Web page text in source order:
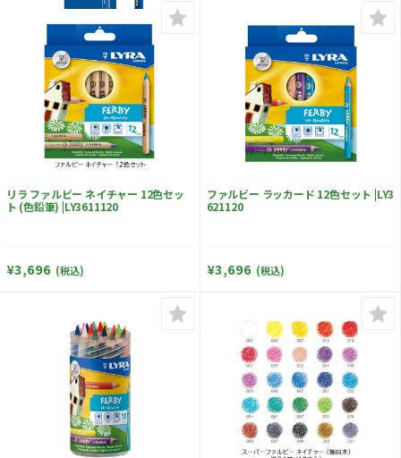
リラ ファルビー ネイチャー 12色セッ
ト (色鉛筆) |LY3611120
¥3,696 (税込)
ファルビー ラッカード 12色セット |LY3
621120
¥3,696 (税込)